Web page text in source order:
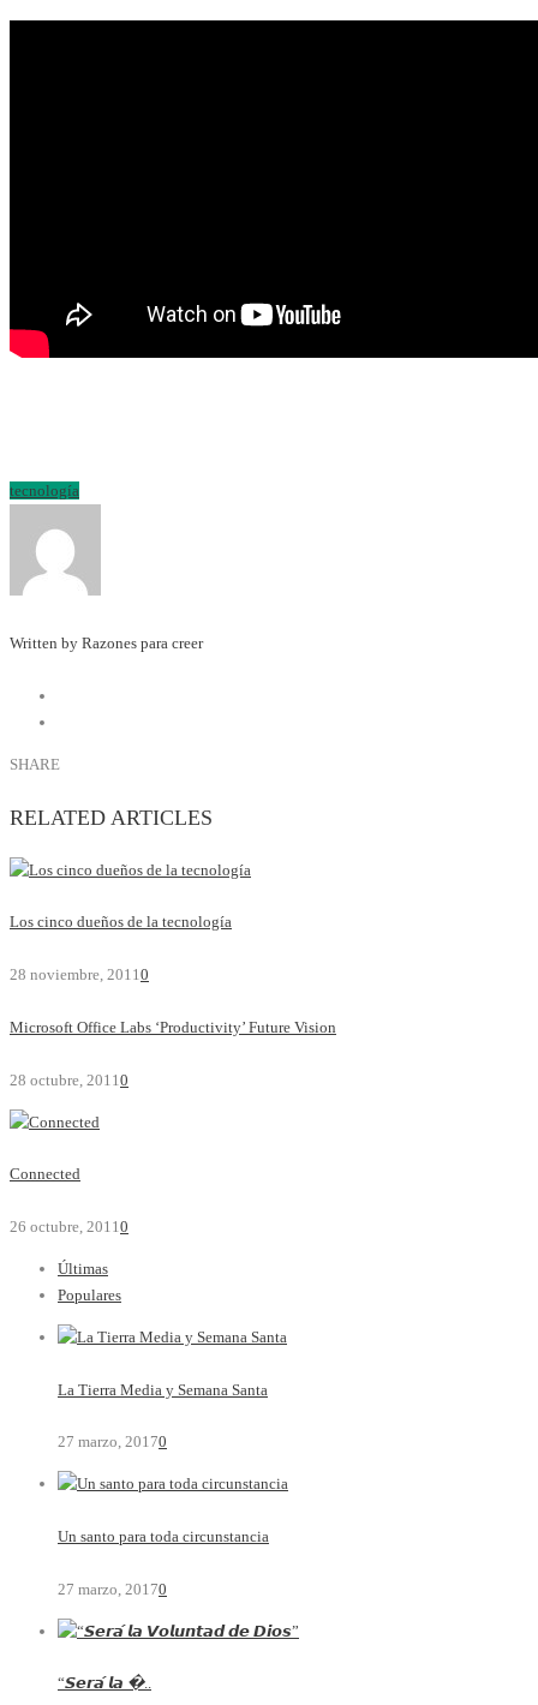
tecnología
Written by Razones para creer
SHARE
RELATED ARTICLES
Los cinco dueños de la tecnología
28 noviembre, 20110
Microsoft Office Labs ‘Productivity’ Future Vision
28 octubre, 2011 0
Connected
26 octubre, 2011 0
Últimas
Populares
La Tierra Media y Semana Santa
27 marzo, 20170
Un santo para toda circunstancia
27 marzo, 20170
“𝙎𝙚𝙧𝙖́ 𝙡𝙖 �..